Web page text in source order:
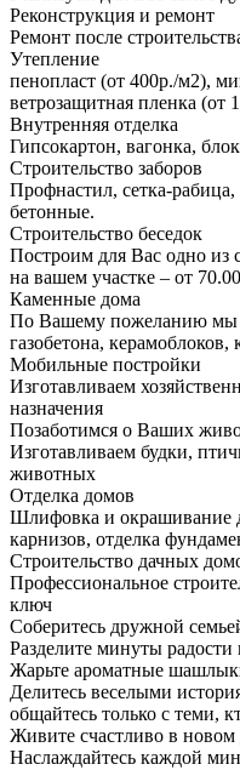
Реконструкция и ремонт
Ремонт после
Утепление
пенопласт (от 400р./м2),
ветрозащитная пленка (от
Внутренняя отделка
Гипсокартон, вагонка,
Строительство заборов
Профнастил, сетка-
бетонные.
Строительство беседок
Построим для Вас одно
на вашем участке – от
Каменные дома
По Вашему пожеланию мы
газобетона,
Мобильные постройки
Изготавливаем
назначения
Позаботимся о Ваших
Изготавливаем будки,
животных
Отделка домов
Шлифовка и окрашивание
карнизов, отделка
Строительство дачных
Профессиональное
ключ
Соберитесь дружной
Разделите минуты
Жарьте ароматные
Делитесь веселыми
общайтесь только с теми,
Живите счастливо в новом
Наслаждайтесь каждой